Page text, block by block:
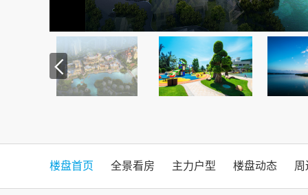
楼盘首页 全景看房 主力户型 楼盘动态 周